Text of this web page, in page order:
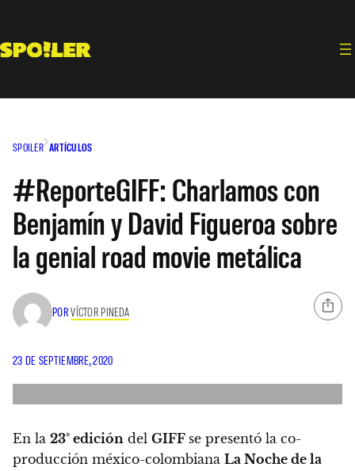
contenido
SPOILER ARTÍCULOS
#ReporteGIFF: Charlamos con
Benjamín y David Figueroa sobre
la genial road movie metálica
PORVÍCTOR PINEDA
23 DE SEPTIEMBRE, 2020
En la 23° edición del GIFF se presentó la co-
producción méxico-colombiana La Noche de la